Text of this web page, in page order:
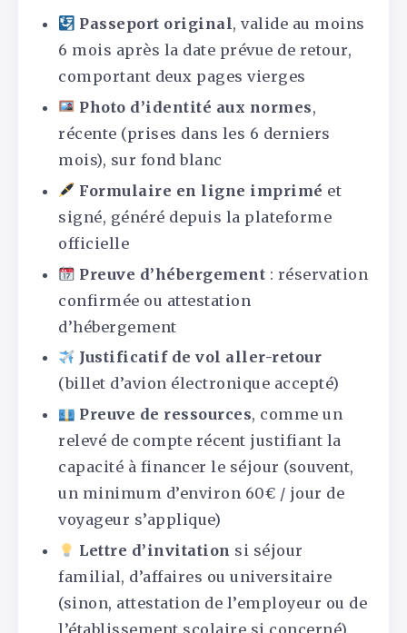
Passeport original, valide au moins
6 mois après la date prévue de retour,
comportant deux pages vierges
Photo d’identité aux normes,
récente (prises dans les 6 derniers
mois), sur fond blanc
Formulaire en ligne imprimé et
signé, généré depuis la plateforme
officielle
Preuve d’hébergement : réservation
confirmée ou attestation
d’hébergement
Justificatif de vol aller-retour
(billet d’avion électronique accepté)
Preuve de ressources, comme un
relevé de compte récent justifiant la
capacité à financer le séjour (souvent,
un minimum d’environ 60€ / jour de
voyageur s’applique)
Lettre d’invitation si séjour
familial, d’affaires ou universitaire
(sinon, attestation de l’employeur ou de